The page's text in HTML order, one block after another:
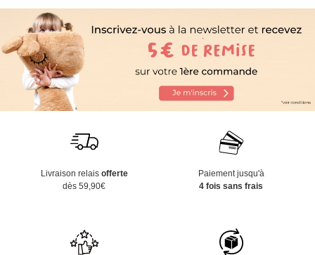
Livraison relais offerte
dès 59,90€
Paiement jusqu'à
4 fois sans frais